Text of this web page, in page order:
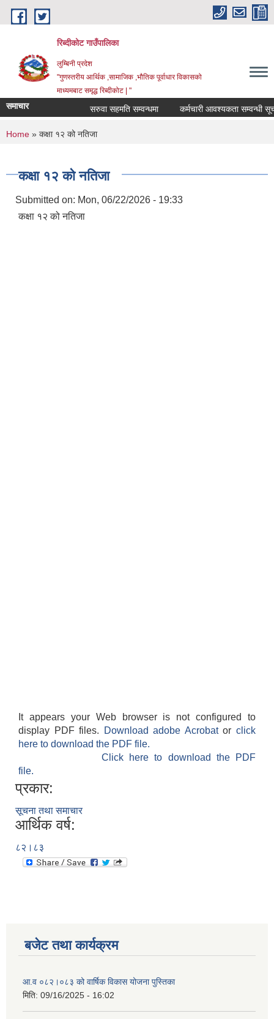
Skip to main content
रिब्दीकोट गाउँपालिका
लुम्बिनी प्रदेश
"गुणस्तरीय आर्थिक ,सामाजिक ,भौतिक पूर्वाधार विकासको
माध्यमबाट समृद्ध रिब्दीकोट | "
समाचार सरुवा सहमति सम्वन्धमा कर्मचारी आवश्यकता सम्वन्धी सूचना
You are here
Home » कक्षा १२ को नतिजा
कक्षा १२ को नतिजा
Submitted on: Mon, 06/22/2026 - 19:33
कक्षा १२ को नतिजा
It appears your Web browser is not configured to
display PDF files.
Download adobe Acrobatorclick
here to download the PDF file.
Click here to download the PDF
file.
प्रकार:
सूचना तथा समाचार
आर्थिक वर्ष:
८२।८३
बजेट तथा कार्यक्रम
आ.व ०८२।०८३ को वार्षिक विकास योजना पुस्तिका
मिति: 09/16/2025 - 16:02